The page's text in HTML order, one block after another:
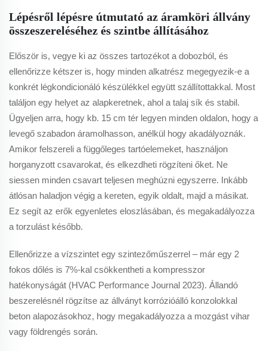
Lépésről lépésre útmutató az áramköri állvány
összeszereléséhez és szintbe állításához
Először is, vegye ki az összes tartozékot a dobozból, és
ellenőrizze kétszer is, hogy minden alkatrész megegyezik-e a
konkrét légkondicionáló készülékkel együtt szállítottakkal. Most
találjon egy helyet az alapkeretnek, ahol a talaj sík és stabil.
Ügyeljen arra, hogy kb. 15 cm tér legyen minden oldalon, hogy a
levegő szabadon áramolhasson, anélkül hogy akadályoznák.
Amikor felszereli a függőleges tartóelemeket, használjon
horganyzott csavarokat, és elkezdheti rögzíteni őket. Ne
siessen minden csavart teljesen meghúzni egyszerre. Inkább
átlósan haladjon végig a kereten, egyik oldalt, majd a másikat.
Ez segít az erők egyenletes eloszlásában, és megakadályozza
a torzulást később.
Ellenőrizze a vízszintet egy szintezőműszerrel – már egy 2
fokos dőlés is 7%-kal csökkentheti a kompresszor
hatékonyságát (HVAC Performance Journal 2023). Állandó
beszerelésnél rögzítse az állványt korrózióálló konzolokkal
beton alapozásokhoz, hogy megakadályozza a mozgást vihar
vagy földrengés során.